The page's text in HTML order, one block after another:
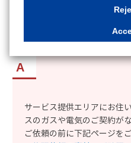
「東京ガスの水まわ
や電気を契約してい
サービス提供エリアにお住
スのガスや電気のご契約が
ご依頼の前に下記ページを
essary Cookies, please click
of all Cookies, please click
u can change your consent or
"Privacy Settings"
our browser's "Settings". For
site, please refer to the link
y